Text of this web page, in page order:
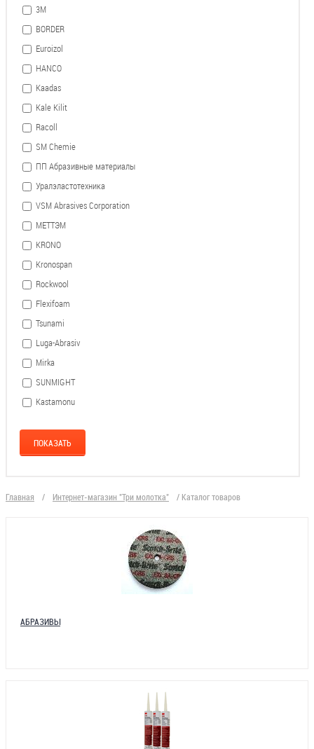
3М
BORDER
Euroizol
HANCO
Kaadas
Kale Kilit
Racoll
SM Chemie
ПП Абразивные материалы
Уралэластотехника
VSM Abrasives Corporation
МЕТТЭМ
KRONO
Kronospan
Rockwool
Flexifoam
Tsunami
Luga-Abrasiv
Mirka
SUNMIGHT
Kastamonu
Главная / Интернет-магазин "Три молотка" / Каталог товаров
АБРАЗИВЫ